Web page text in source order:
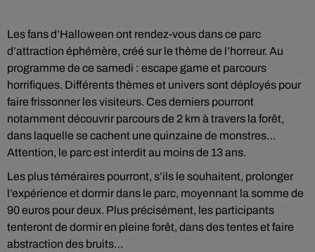
Les fans d’Halloween ont rendez-vous dans ce parc
d’attraction éphémère, créé sur le thème de l’horreur. Au
programme de ce samedi : escape game et parcours
horrifiques. Différents thèmes et univers sont déployés pour
faire frissonner les visiteurs. Ces derniers pourront
notamment découvrir parcours de 2 km à travers la forêt,
dans laquelle se cachent une quinzaine de monstres…
Attention, le parc est interdit au moins de 13 ans.
Les plus téméraires pourront, s’ils le souhaitent, prolonger
l’expérience et dormir dans le parc, moyennant la somme de
90 euros pour deux. Plus précisément, les participants
tenteront de dormir en pleine forêt, dans des tentes et faire
abstraction des bruits…